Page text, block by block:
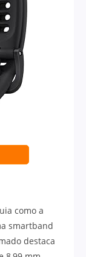
como a
smartband
destaca